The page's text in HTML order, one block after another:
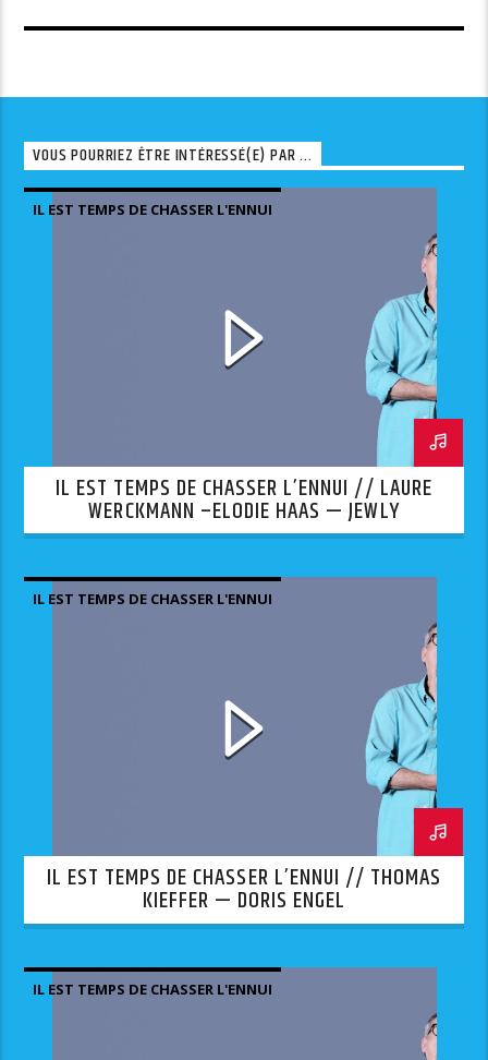
VOUS POURRIEZ ÊTRE INTÉRESSÉ(E) PAR ...
IL EST TEMPS DE CHASSER L'ENNUI
IL EST TEMPS DE CHASSER L’ENNUI // LAURE
WERCKMANN –ELODIE HAAS — JEWLY
IL EST TEMPS DE CHASSER L'ENNUI
IL EST TEMPS DE CHASSER L’ENNUI // THOMAS
KIEFFER — DORIS ENGEL
IL EST TEMPS DE CHASSER L'ENNUI